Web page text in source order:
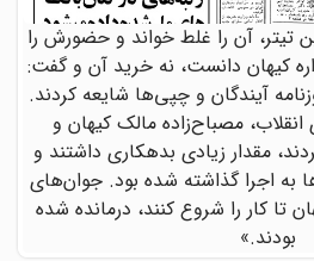
این تیتر، آن را غلط خواند و حضورش را
کیهان دانست، نه خرید آن و گفت:
آیندگان و چپی‌ها شایعه کردند.
مصباح‌زاده مالک کیهان و
مقدار زیادی بدهکاری داشتند و
به اجرا گذاشته شده بود. جوان‌های
تا کار را شروع کنند، درمانده شده
بودند.»